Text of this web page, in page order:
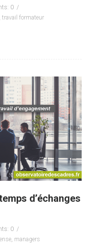
0
travail formateur
d’échanges
0
, managers